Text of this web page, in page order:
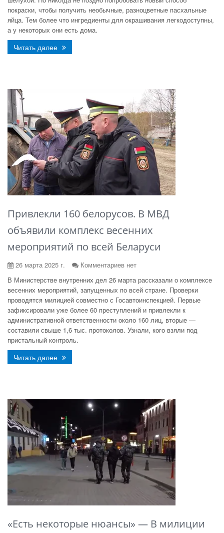
покраски, чтобы получить необычные, разноцветные пасхальные
яйца. Тем более что ингредиенты для окрашивания легкодоступны,
а у некоторых они есть дома.
Читать далее
Привлекли 160 белорусов. В МВД
объявили комплекс весенних
мероприятий по всей Беларуси
26 марта 2025 г.
Комментариев нет
В Министерстве внутренних дел 26 марта рассказали о комплексе
весенних мероприятий, запущенных по всей стране. Проверки
проводятся милицией совместно с Госавтоинспекцией. Первые
зафиксировали уже более 60 преступлений и привлекли к
административной ответственности около 160 лиц, вторые —
составили свыше 1,6 тыс. протоколов. Узнали, кого взяли под
пристальный контроль.
Читать далее
«Есть некоторые нюансы» — В милиции